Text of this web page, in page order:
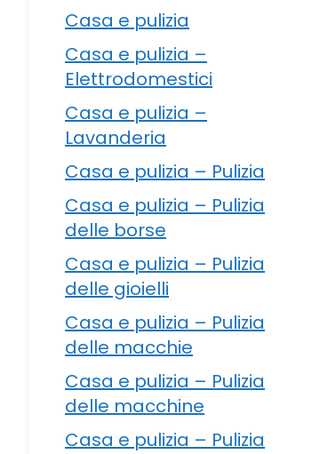
Casa e pulizia
Casa e pulizia –
Elettrodomestici
Casa e pulizia –
Lavanderia
Casa e pulizia – Pulizia
Casa e pulizia – Pulizia
delle borse
Casa e pulizia – Pulizia
delle gioielli
Casa e pulizia – Pulizia
delle macchie
Casa e pulizia – Pulizia
delle macchine
Casa e pulizia – Pulizia